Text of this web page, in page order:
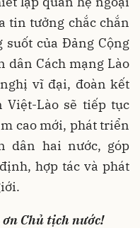
tin tưởng chắc chắn
của Đảng Cộng
dân Cách mạng Lào
vĩ đại, đoàn kết
Việt-Lào sẽ tiếp tục
cao mới, phát triển
dân hai nước, góp
hợp tác và phát
Chủ tịch nước!